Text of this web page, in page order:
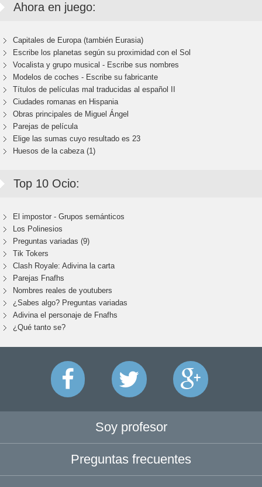
Ahora en juego:
Capitales de Europa (también Eurasia)
Escribe los planetas según su proximidad con el Sol
Vocalista y grupo musical - Escribe sus nombres
Modelos de coches - Escribe su fabricante
Títulos de películas mal traducidas al español II
Ciudades romanas en Hispania
Obras principales de Miguel Ángel
Parejas de película
Elige las sumas cuyo resultado es 23
Huesos de la cabeza (1)
Top 10 Ocio:
El impostor - Grupos semánticos
Los Polinesios
Preguntas variadas (9)
Tik Tokers
Clash Royale: Adivina la carta
Parejas Fnafhs
Nombres reales de youtubers
¿Sabes algo? Preguntas variadas
Adivina el personaje de Fnafhs
¿Qué tanto se?
Soy profesor
Preguntas frecuentes